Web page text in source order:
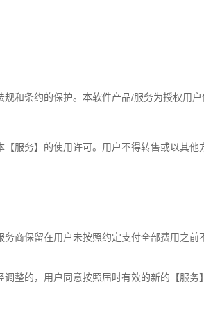
和条约的保护。本软件产品/服务为授权用户
服务】的使用许可。用户不得转售或以其
商保留在用户未按照约定支付全部费用之前
整的，用户同意按照届时有效的新的【服